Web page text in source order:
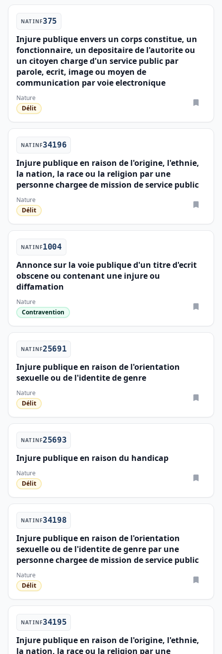
NATINF375
Injure publique envers un corps constitue, un
fonctionnaire, un depositaire de l'autorite ou
un citoyen charge d'un service public par
parole, ecrit, image ou moyen de
communication par voie electronique
Nature
Délit
NATINF34196
Injure publique en raison de l'origine, l'ethnie,
la nation, la race ou la religion par une
personne chargee de mission de service public
Nature
Délit
NATINF1004
Annonce sur la voie publique d'un titre d'ecrit
obscene ou contenant une injure ou
diffamation
Nature
Contravention
NATINF25691
Injure publique en raison de l'orientation
sexuelle ou de l'identite de genre
Nature
Délit
NATINF25693
Injure publique en raison du handicap
Nature
Délit
NATINF34198
Injure publique en raison de l'orientation
sexuelle ou de l'identite de genre par une
personne chargee de mission de service public
Nature
Délit
NATINF34195
Injure publique en raison de l'origine, l'ethnie,
la nation, la race ou la religion par une